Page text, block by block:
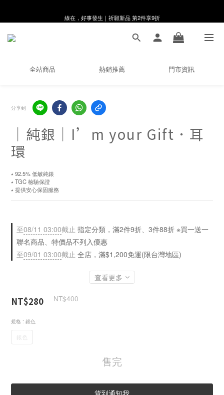
🌸新會員限定🌸註冊送$100購物金
全站商品 熱銷推薦 門市資訊
分享到
｜純銀｜I’m your Gift．耳
環
⭑ 92.5% 低敏純銀
⭑ TGC 檢驗保證
⭑ 提供安心保固服務
至08/11 03:00截止 指定分類，滿2件9折、3件88折 ※買一送一
聯名商品、特價品不列入優惠
至09/01 03:00截止 全店，滿$1,200免運(限台灣地區)
查看更多
NT$400
NT$280
規格 : 銀色
銀色
售完
貨到通知我